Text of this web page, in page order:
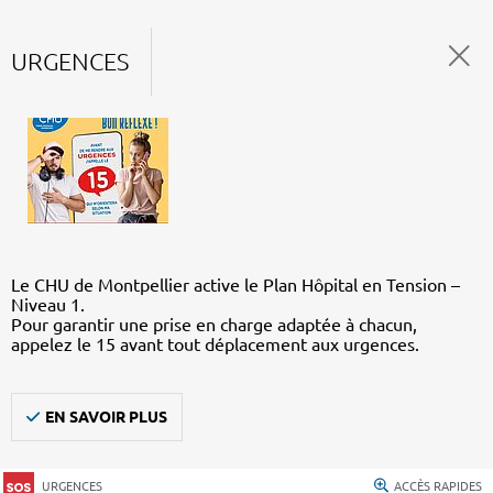
URGENCES
Le CHU de Montpellier active le Plan Hôpital en Tension –
Niveau 1.
Pour garantir une prise en charge adaptée à chacun,
appelez le 15 avant tout déplacement aux urgences.
EN SAVOIR PLUS
URGENCES ACCÈS RAPIDES